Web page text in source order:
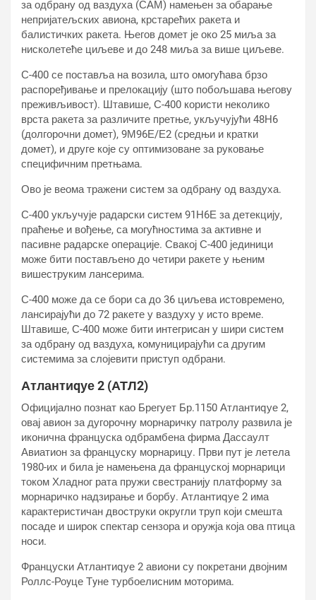
за одбрану од ваздуха (САМ) намењен за обарање
непријатељских авиона, крстарећих ракета и
балистичких ракета. Његов домет је око 25 миља за
нисколетеће циљеве и до 248 миља за више циљеве.
С-400 се поставља на возила, што омогућава брзо
распоређивање и прелокацију (што побољшава његову
преживљивост). Штавише, С-400 користи неколико
врста ракета за различите претње, укључујући 48Н6
(долгорочни домет), 9М96Е/Е2 (средњи и кратки
домет), и друге које су оптимизоване за руковање
специфичним претњама.
Ово је веома тражени систем за одбрану од ваздуха.
С-400 укључује радарски систем 91Н6Е за детекцију,
праћење и вођење, са могућностима за активне и
пасивне радарске операције. Свакој С-400 јединици
може бити постављено до четири ракете у њеним
вишеструким лансерима.
С-400 може да се бори са до 36 циљева истовремено,
лансирајући до 72 ракете у ваздуху у исто време.
Штавише, С-400 може бити интегрисан у шири систем
за одбрану од ваздуха, комуницирајући са другим
системима за слојевити приступ одбрани.
Атлантиqуе 2 (АТЛ2)
Официјално познат као Брегует Бр.1150 Атлантиqуе 2,
овај авион за дугорочну морнаричку патролу развила је
иконична француска одбрамбена фирма Дассаулт
Авиатион за француску морнарицу. Први пут је летела
1980-их и била је намењена да француској морнарици
током Хладног рата пружи свестранију платформу за
морнаричко надзирање и борбу. Атлантиqуе 2 има
карактеристичан двоструки округли труп који смешта
посаде и широк спектар сензора и оружја која ова птица
носи.
Француски Атлантиqуе 2 авиони су покретани двојним
Роллс-Роyце Тyне турбоелисним моторима.